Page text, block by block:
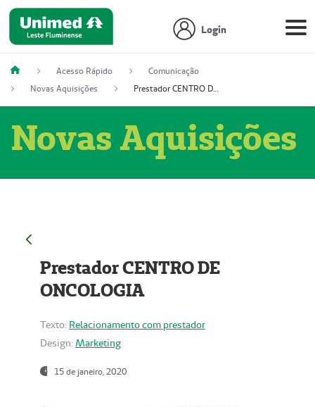
Login
Acesso Rápido
Comunicação
Novas Aquisições
Prestador CENTRO DE ONCOLOGIA
Novas Aquisições
Prestador CENTRO DE
ONCOLOGIA
Texto: Relacionamento com prestador
Design: Marketing
15 de janeiro, 2020